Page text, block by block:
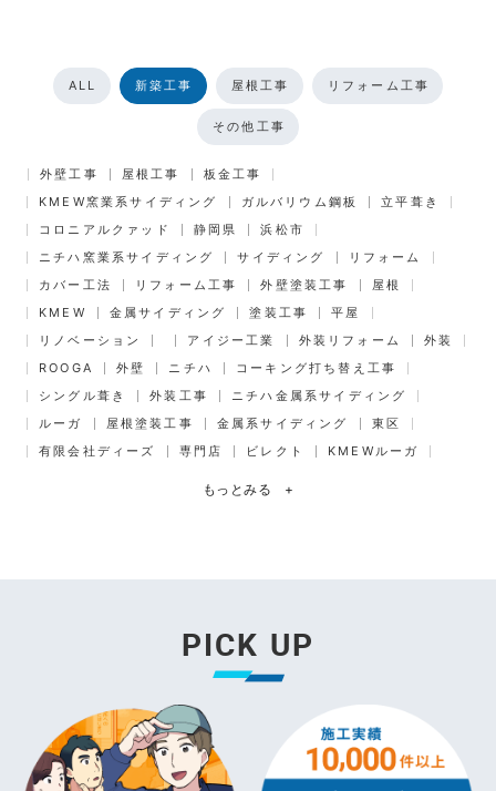
ALL 新築工事 屋根工事 リフォーム工事
その他工事
外壁工事 屋根工事
板金工事
KMEW窯業系サイディング
ガルバリウム鋼板
立平葺き
コロニアルクァッド
静岡県
浜松市
ニチハ窯業系サイディング
サイディング
リフォーム
カバー工法
リフォーム工事 外壁塗装工事
屋根
KMEW
金属サイディング 塗装工事
平屋
リノベーション
アイジー工業 外装リフォーム
外装
ROOGA
外壁 ニチハ
コーキング打ち替え工事
シングル葺き
外装工事
ニチハ金属系サイディング
ルーガ
屋根塗装工事 金属系サイディング
東区
有限会社ディーズ
専門店 ビレクト KMEWルーガ
もっとみる +
PICK UP